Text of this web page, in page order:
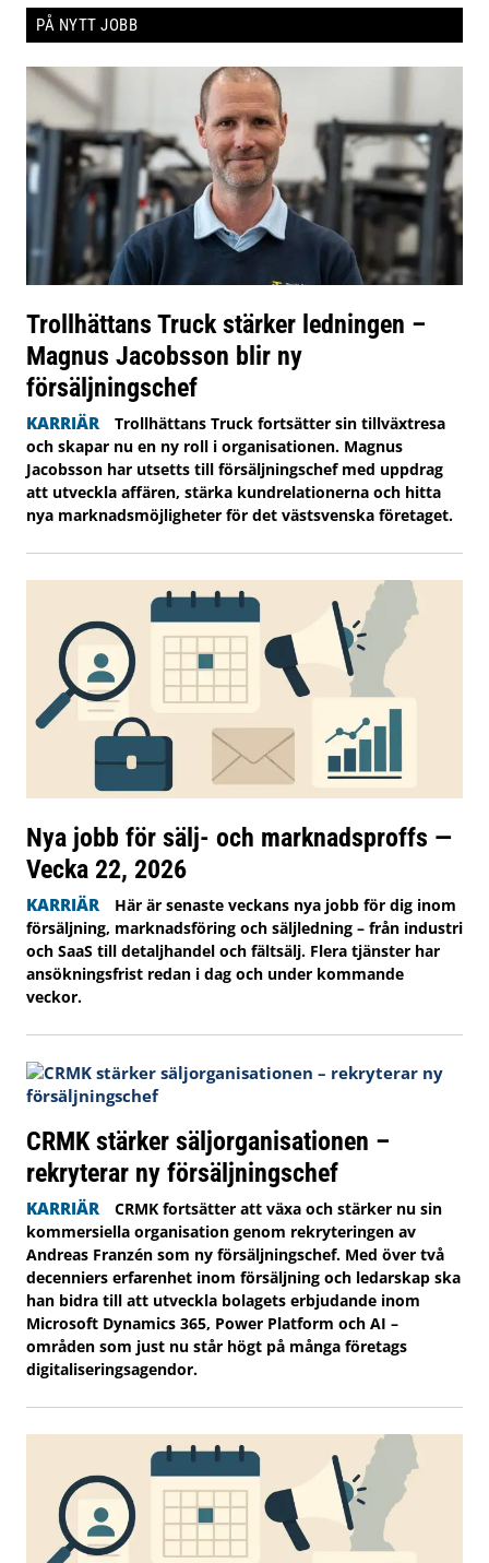
PÅ NYTT JOBB
Trollhättans Truck stärker ledningen –
Magnus Jacobsson blir ny
försäljningschef
KARRIÄR
Trollhättans Truck fortsätter sin tillväxtresa
och skapar nu en ny roll i organisationen. Magnus
Jacobsson har utsetts till försäljningschef med uppdrag
att utveckla affären, stärka kundrelationerna och hitta
nya marknadsmöjligheter för det västsvenska företaget.
Nya jobb för sälj- och marknadsproffs —
Vecka 22, 2026
KARRIÄR
Här är senaste veckans nya jobb för dig inom
försäljning, marknadsföring och säljledning – från industri
och SaaS till detaljhandel och fältsälj. Flera tjänster har
ansökningsfrist redan i dag och under kommande
veckor.
CRMK stärker säljorganisationen –
rekryterar ny försäljningschef
KARRIÄR
CRMK fortsätter att växa och stärker nu sin
kommersiella organisation genom rekryteringen av
Andreas Franzén som ny försäljningschef. Med över två
decenniers erfarenhet inom försäljning och ledarskap ska
han bidra till att utveckla bolagets erbjudande inom
Microsoft Dynamics 365, Power Platform och AI –
områden som just nu står högt på många företags
digitaliseringsagendor.